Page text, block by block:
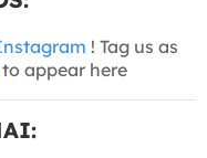
! Tag us as
to appear here